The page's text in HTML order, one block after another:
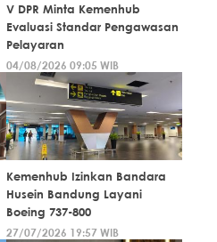
V DPR Minta Kemenhub
Evaluasi Standar Pengawasan
Pelayaran
04/08/2026 09:05 WIB
Kemenhub Izinkan Bandara
Husein Bandung Layani
Boeing 737-800
27/07/2026 19:57 WIB